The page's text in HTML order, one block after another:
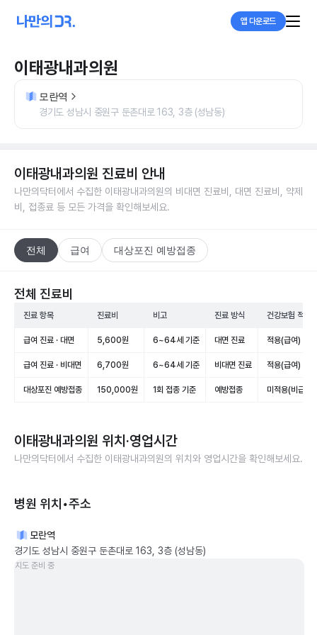
앱 다운로드
이태광내과의원
모란역
경기도 성남시 중원구 둔촌대로 163, 3층 (성남동)
이태광내과의원 진료비 안내
나만의닥터에서 수집한 이태광내과의원의 비대면 진료비, 대면 진료비, 약제
비, 접종료 등 모든 가격을 확인해보세요.
전체 급여 대상포진 예방접종
전체 진료비
진료 항목 진료비 비고 진료 방식 건강보험 적용
급여 진료 · 대면 5,600원 6~64세 기준 대면 진료 적용(급여)
급여 진료 · 비대면 6,700원 6~64세 기준 비대면 진료 적용(급여)
대상포진 예방접종 150,000원 1회 접종 기준 예방접종 미적용(비급여)
이태광내과의원 위치·영업시간
나만의닥터에서 수집한 이태광내과의원의 위치와 영업시간을 확인해보세요.
병원 위치•주소
모란역
경기도 성남시 중원구 둔촌대로 163, 3층 (성남동)
지도 준비 중